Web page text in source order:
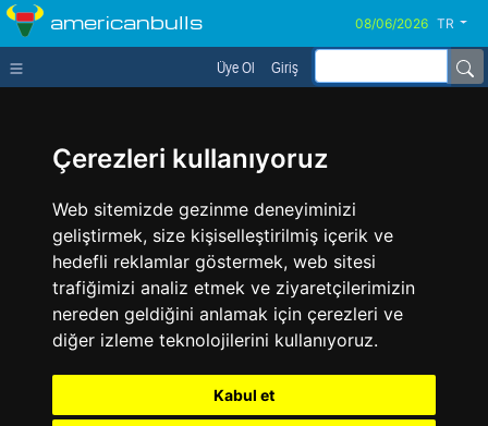
Çerezleri kullanıyoruz
Web sitemizde gezinme deneyiminizi
geliştirmek, size kişiselleştirilmiş içerik ve
hedefli reklamlar göstermek, web sitesi
trafiğimizi analiz etmek ve ziyaretçilerimizin
nereden geldiğini anlamak için çerezleri ve
diğer izleme teknolojilerini kullanıyoruz.
Kabul et
americanbulls TR
Üye Ol Giriş